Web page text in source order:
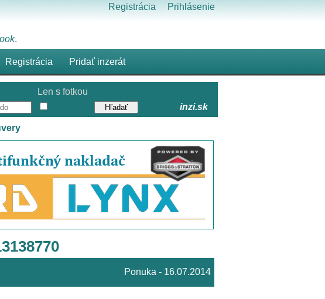
Registrácia Prihlásenie
.
Registrácia Pridať inzerát
Len s fotkou
inzi.sk
Ponuka - 16.07.2014